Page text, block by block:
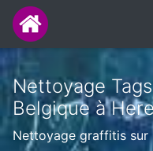
Nettoyage
Belgique à
Nettoyage graffitis sur